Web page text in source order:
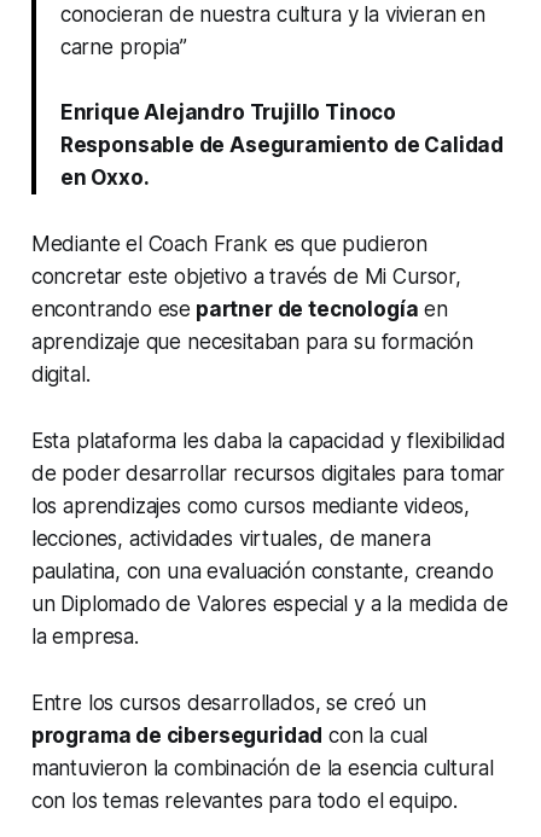
conocieran de nuestra cultura y la vivieran en
carne propia”
Enrique Alejandro Trujillo Tinoco
Responsable de Aseguramiento de Calidad
en Oxxo.
Mediante el Coach Frank es que pudieron
concretar este objetivo a través de Mi Cursor,
encontrando ese partner de tecnología en
aprendizaje que necesitaban para su formación
digital.
Esta plataforma les daba la capacidad y flexibilidad
de poder desarrollar recursos digitales para tomar
los aprendizajes como cursos mediante videos,
lecciones, actividades virtuales, de manera
paulatina, con una evaluación constante, creando
un Diplomado de Valores especial y a la medida de
la empresa.
Entre los cursos desarrollados, se creó un
programa de ciberseguridad con la cual
mantuvieron la combinación de la esencia cultural
con los temas relevantes para todo el equipo.